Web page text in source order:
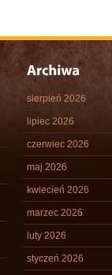
sierpień 2026
lipiec 2026
czerwiec 2026
maj 2026
kwiecień 2026
marzec 2026
luty 2026
styczeń 2026